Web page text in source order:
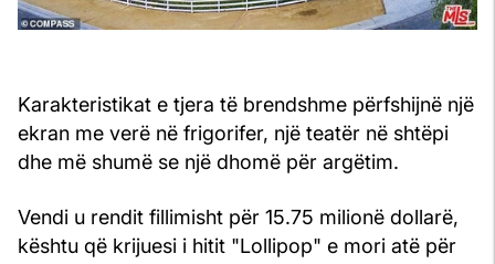
Karakteristikat e tjera të brendshme përfshijnë një
ekran me verë në frigorifer, një teatër në shtëpi
dhe më shumë se një dhomë për argëtim.
Vendi u rendit fillimisht për 15.75 milionë dollarë,
kështu që krijuesi i hitit "Lollipop" e mori atë për